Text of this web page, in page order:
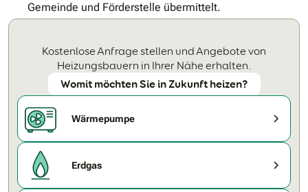
Gemeinde und Förderstelle übermittelt.
Kostenlose Anfrage stellen und Angebote von
Heizungsbauern in Ihrer Nähe erhalten.
Womit möchten Sie in Zukunft heizen?
Wärmepumpe
Erdgas